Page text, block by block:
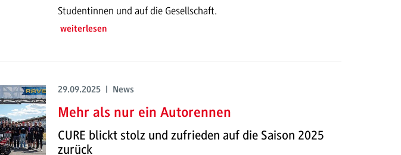
Studentinnen und auf die Gesellschaft.
weiterlesen
29.09.2025 | News
Mehr als nur ein Autorennen
CURE blickt stolz und zufrieden auf die Saison 2025
zurück